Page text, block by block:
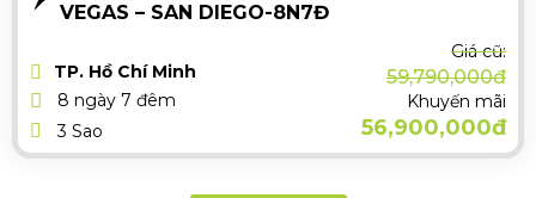
VEGAS – SAN DIEGO-8N7Đ
TP. Hồ Chí Minh
8 ngày 7 đêm
3 Sao
Giá cũ:
59,790,000đ
Khuyến mãi
56,900,000đ